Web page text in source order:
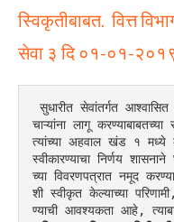
स्विकृतीबाबत. वित्त
सेवा ३ दि ०१-०१-२०१९
चाऱ्यांना लागू
त्यांच्या अहवाल खंड १ मध्ये
स्वीकारण्याचा निर्णय
च्या विवरणपत्रात नमूद
शी स्वीकृत केल्याच्या
ण्याची आवश्यकता आहे,